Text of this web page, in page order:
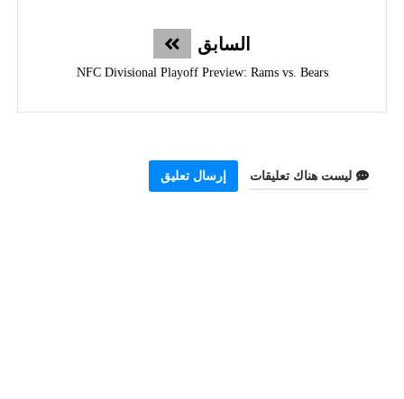
السابق
NFC Divisional Playoff Preview: Rams vs. Bears
ليست هناك تعليقات إرسال تعليق